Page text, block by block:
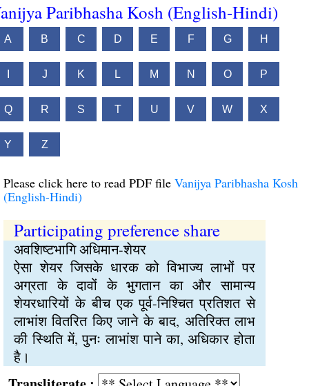
Paribhasha Kosh (English-Hindi)
A B C D E F G H
J K L M N O P
Q R S T U V W X
Y Z
Please click here to read PDF file Vanijya Paribhasha Kosh
(English-Hindi)
Participating preference share
अवशिष्टभागि अधिमान-शेयर
ऐसा शेयर जिसके धारक को विभाज्य लाभों पर
अग्रता के दावों के भुगतान का और सामान्य
शेयरधारियों के बीच एक पूर्व-निश्चित प्रतिशत से
लाभांश वितरित किए जाने के बाद, अतिरिक्त लाभ
की स्थिति में, पुनः लाभांश पाने का, अधिकार होता
है।